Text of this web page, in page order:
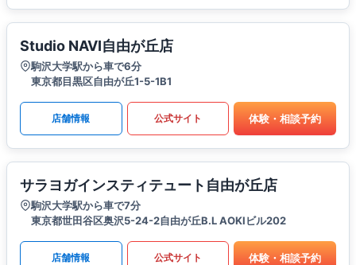
Studio NAVI自由が丘店
駒沢大学駅から車で6分
東京都目黒区自由が丘1-5-1B1
店舗情報 公式サイト 体験・相談予約
サラヨガインスティテュート自由が丘店
駒沢大学駅から車で7分
東京都世田谷区奥沢5-24-2自由が丘B.L AOKIビル202
店舗情報 公式サイト 体験・相談予約